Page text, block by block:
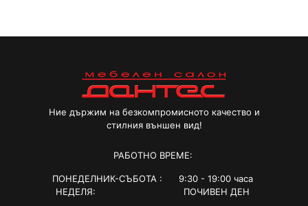
Ние държим на безкомпромисното качество и
стилния външен вид!
РАБОТНО ВРЕМЕ:
ПОНЕДЕЛНИК-СЪБОТА : 9:30 - 19:00 часа
НЕДЕЛЯ: ПОЧИВЕН ДЕН